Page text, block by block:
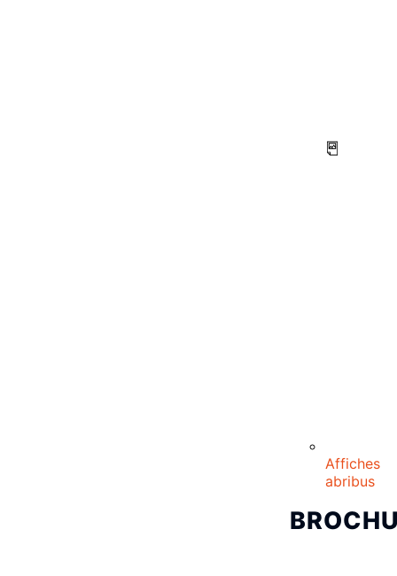
Affiches
abribus